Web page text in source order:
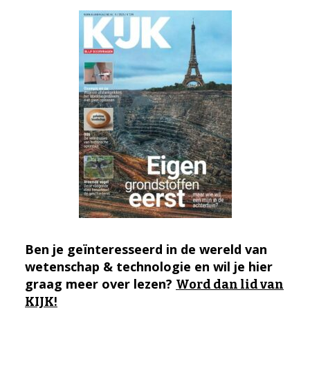
Ben je geïnteresseerd in de wereld van
wetenschap & technologie en wil je hier
graag meer over lezen? Word dan lid van
KIJK!